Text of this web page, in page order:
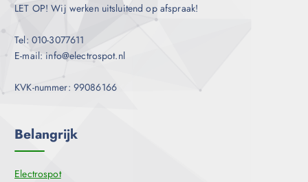
LET OP! Wij werken uitsluitend op afspraak!
Tel: 010-3077611
E-mail: info@electrospot.nl
KVK-nummer: 99086166
Belangrijk
Electrospot